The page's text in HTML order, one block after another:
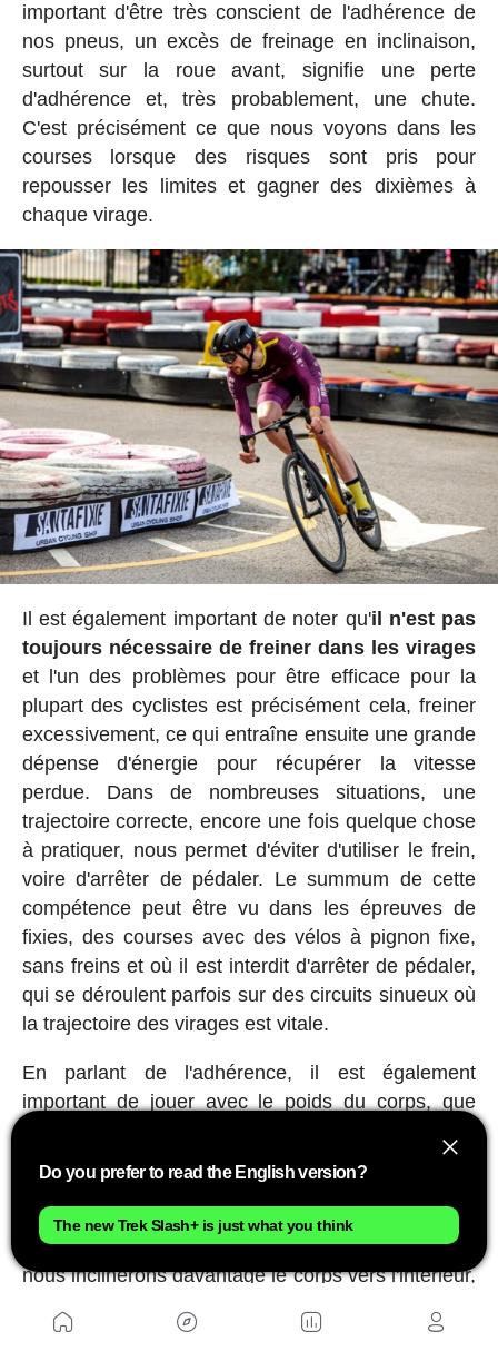
important d'être très conscient de l'adhérence de
nos pneus, un excès de freinage en inclinaison,
surtout sur la roue avant, signifie une perte
d'adhérence et, très probablement, une chute.
C'est précisément ce que nous voyons dans les
courses lorsque des risques sont pris pour
repousser les limites et gagner des dixièmes à
chaque virage.
Il est également important de noter qu'il n'est pas
toujours nécessaire de freiner dans les virages
et l'un des problèmes pour être efficace pour la
plupart des cyclistes est précisément cela, freiner
excessivement, ce qui entraîne ensuite une grande
dépense d'énergie pour récupérer la vitesse
perdue. Dans de nombreuses situations, une
trajectoire correcte, encore une fois quelque chose
à pratiquer, nous permet d'éviter d'utiliser le frein,
voire d'arrêter de pédaler. Le summum de cette
compétence peut être vu dans les épreuves de
fixies, des courses avec des vélos à pignon fixe,
sans freins et où il est interdit d'arrêter de pédaler,
qui se déroulent parfois sur des circuits sinueux où
la trajectoire des virages est vitale.
En parlant de l'adhérence, il est également
important de jouer avec le poids du corps, que
l'arrière pour donner plus d'adhérence à la roue
correspondante ou incliner vers l'intérieur ou
l'extérieur du virage en fonction de l'adhérence
disponible. Par exemple, sur une surface mouillée,
nous inclinerons davantage le corps vers l'intérieur,
en évitant que le sol humide nous fasse perdre
Do you prefer to read the English version?
The new Trek Slash+ is just what you think